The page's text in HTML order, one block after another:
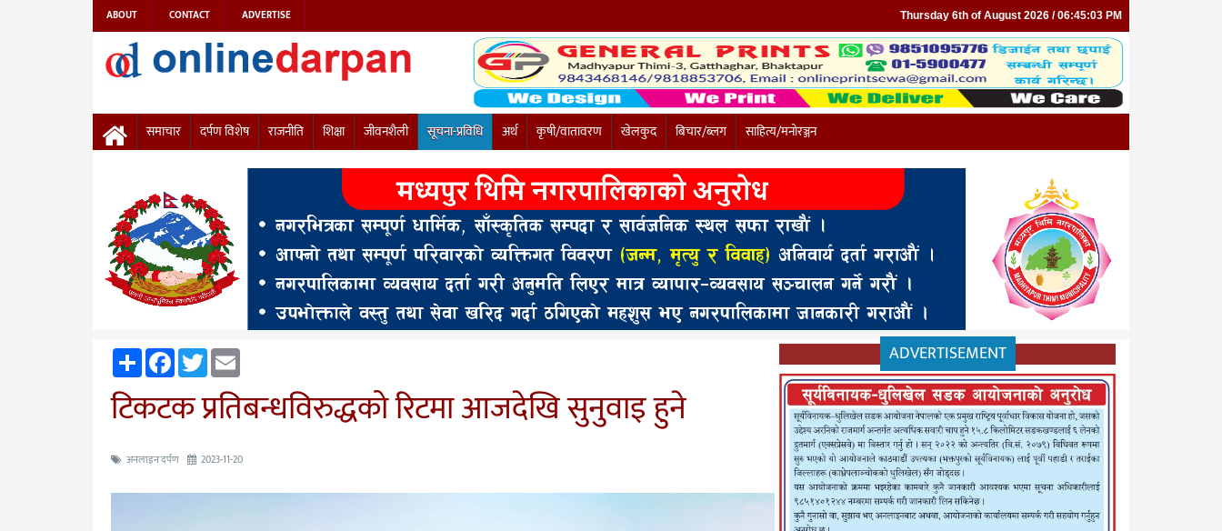
ABOUT CONTACT ADVERTISE Thursday 6th of August 2026 / 06:45:03 PM
समाचार दर्पण विशेष राजनीति शिक्षा जीवनशैली सूचना-प्रविधि अर्थ कृषी/वातावरण खेलकुद बिचार/ब्लग साहित्य/मनोरञ्जन
ShareFacebook
Twitter
टिकटक प्रतिबन्धविरुद्धको रिटमा आजदेखि सुनुवाइ हुने
अनलाइन दर्पण 2023-11-20
ADVERTISEMENT